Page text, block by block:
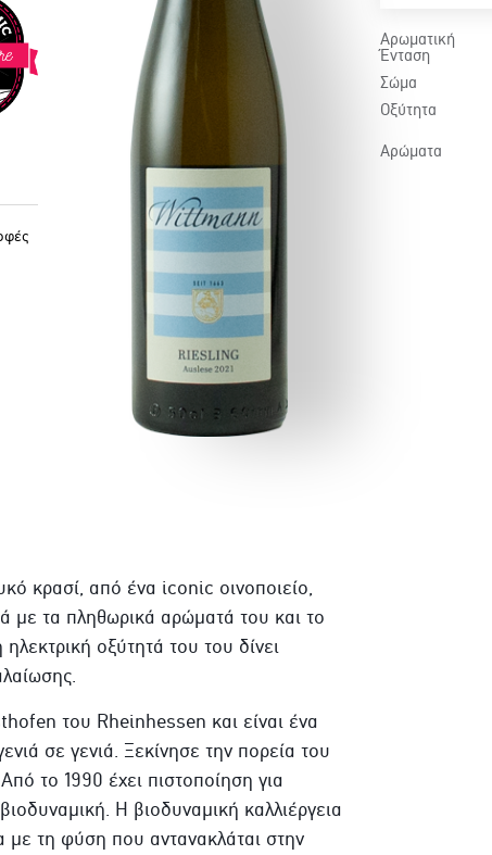
κρασί, από ένα iconic οινοποιείο,
με τα πληθωρικά αρώματά του και το
οξύτητά του του δίνει
του Rheinhessen και είναι ένα
σε γενιά. Ξεκίνησε την πορεία του
το 1990 έχει πιστοποίηση για
Η βιοδυναμική καλλιέργεια
με τη φύση που αντανακλάται στην
Αρωματική
Ένταση
Σώμα
Οξύτητα
Αρώματα